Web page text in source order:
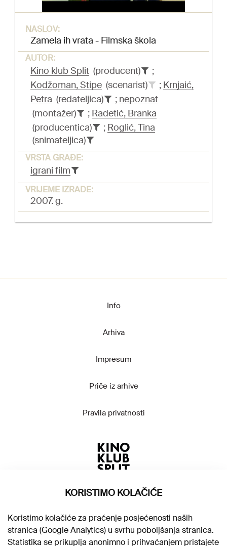
NASLOV:
Zamela ih vrata - Filmska škola
AUTOR:
Kino klub Split (producent)
;
Kodžoman, Stipe (scenarist) ; Krnjaić,
Petra (redateljica) ; nepoznat
(montažer)
; Radetić, Branka
(producentica)
; Roglić, Tina
(snimateljica)
VRSTA GRAĐE:
igrani film
VRIJEME IZRADE:
2007. g.
Info
Arhiva
Impresum
Priče iz arhive
Pravila privatnosti
KORISTIMO KOLAČIĆE
Koristimo kolačiće za praćenje posjećenosti naših
stranica (Google Analytics) u svrhu poboljšanja stranica.
Statistika se prikuplja anonimno i prihvaćanjem pristajete